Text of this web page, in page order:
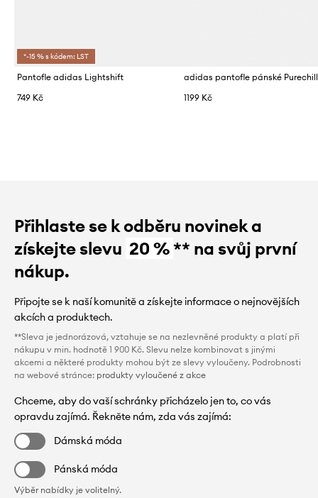
*-15 % s kódem: LST
Pantofle adidas Lightshift
749 Kč
adidas pantofle pánské Purechill
1199 Kč
Přihlaste se k odběru novinek a
získejte slevu 20 %** na svůj první
nákup.
Připojte se k naší komunitě a získejte informace o nejnovějších
akcích a produktech.
**Sleva je jednorázová, vztahuje se na nezlevněné produkty a platí při
nákupu v min. hodnotě 1 900 Kč. Slevu nelze kombinovat s jinými
akcemi a některé produkty mohou být ze slevy vyloučeny. Podrobnosti
na webové stránce: produkty vyloučené z akce
Chceme, aby do vaší schránky přicházelo jen to, co vás
opravdu zajímá. Řekněte nám, zda vás zajímá:
Dámská móda
Pánská móda
Výběr nabídky je volitelný.